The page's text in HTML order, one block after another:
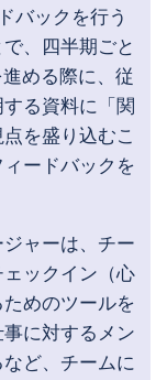
バックを行う
、四半期ごと
める際に、従
る資料に「関
を盛り込むこ
ードバックを
ャーは、チー
ックイン（心
めのツールを
に対するメン
ど、チームに